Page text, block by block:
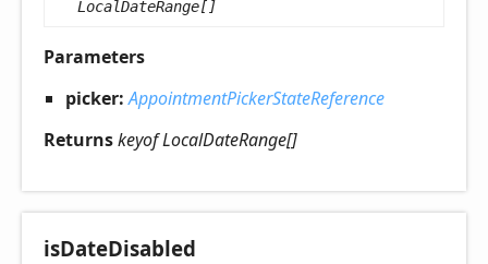
LocalDateRange[]
Parameters
picker:AppointmentPickerStateReference
Returnskeyof LocalDateRange[]
isDateDisabled